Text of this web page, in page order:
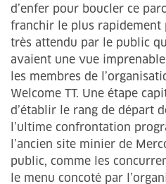
d’enfer pour boucler ce
franchir le plus rapidement
très attendu par le public
avaient une vue
les membres de
Welcome TT. Une étape
d’établir le rang de départ
l’ultime confrontation
l’ancien site minier de
public, comme les
le menu concoté par